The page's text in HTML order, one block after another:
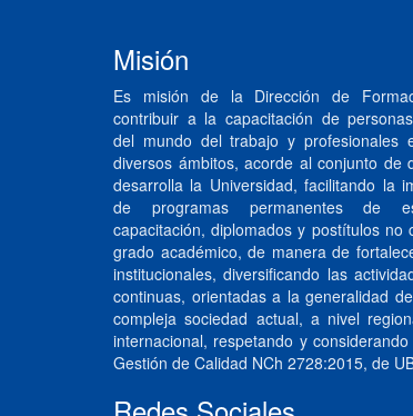
Misión
Es misión de la Dirección de
contribuir a la capacitación de
del mundo del trabajo y profesionales
diversos ámbitos, acorde al conjunto de
desarrolla la Universidad, facilitando la
de programas permanentes de
capacitación, diplomados y postítulos no
grado académico, de manera de
institucionales, diversificando las
continuas, orientadas a la generalidad
compleja sociedad actual, a nivel
internacional, respetando y
Gestión de Calidad NCh 2728:2015, de